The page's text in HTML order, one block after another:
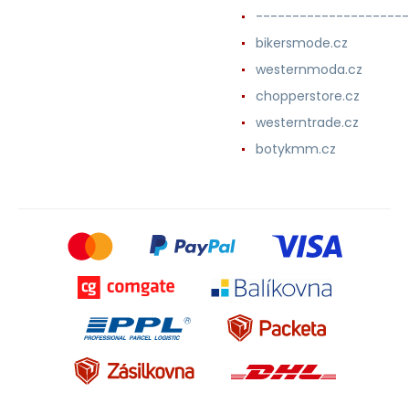
bikersmode.cz
westernmoda.cz
chopperstore.cz
westerntrade.cz
botykmm.cz